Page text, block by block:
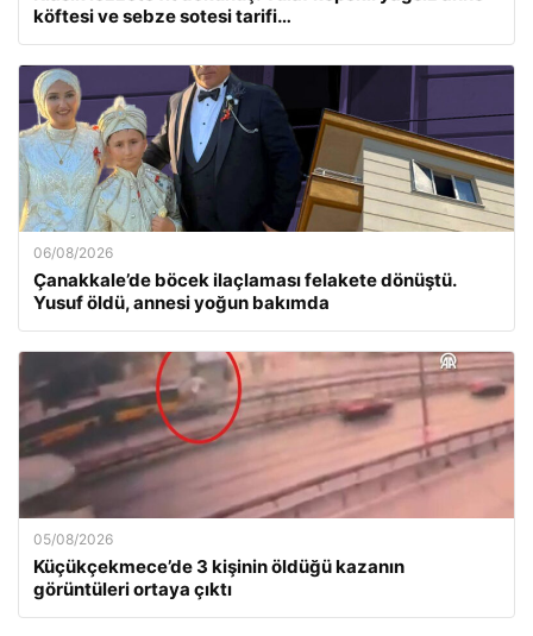
köftesi ve sebze sotesi tarifi…
06/08/2026
Çanakkale’de böcek ilaçlaması felakete dönüştü.
Yusuf öldü, annesi yoğun bakımda
05/08/2026
Küçükçekmece’de 3 kişinin öldüğü kazanın
görüntüleri ortaya çıktı